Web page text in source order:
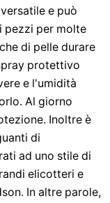
e può
pezzi per molte
di pelle durare
protettivo
e l'umidità
Al giorno
Inoltre è
di
ad uno stile di
elicotteri e
In altre parole,